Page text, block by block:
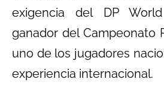
exigencia del DP
ganador del Campeonato
uno de los jugadores
experiencia internacional.